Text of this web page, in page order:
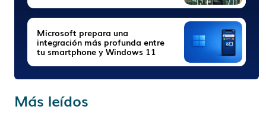
Microsoft prepara una
integración más profunda entre
tu smartphone y Windows 11
Más leídos